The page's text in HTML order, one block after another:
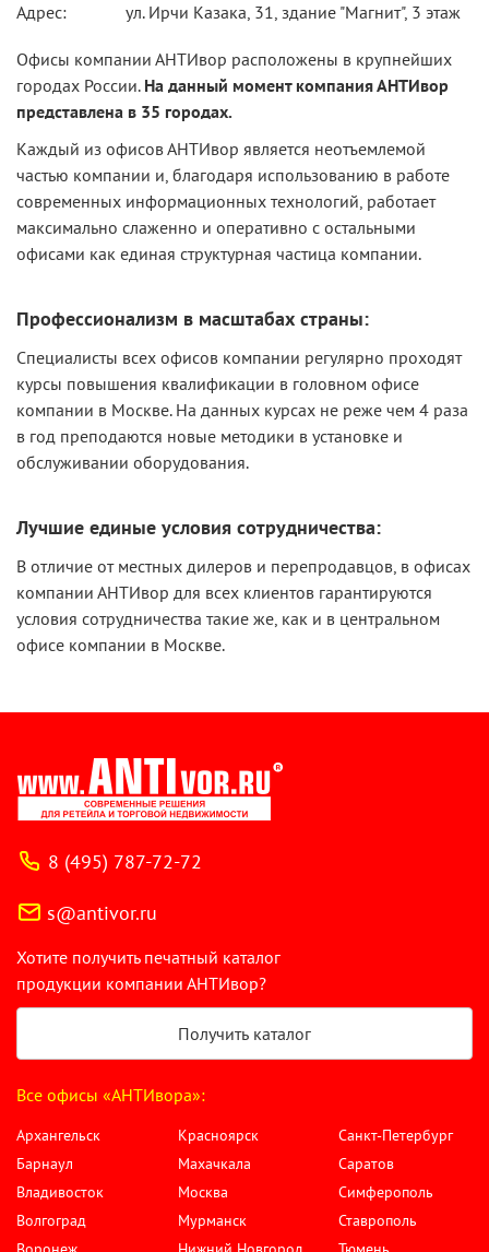
Адрес:
ул. Ирчи Казака, 31, здание "Магнит", 3 этаж
Офисы компании АНТИвор расположены в крупнейших
городах России. На данный момент компания АНТИвор
представлена в 35 городах.
Каждый из офисов АНТИвор является неотъемлемой
частью компании и, благодаря использованию в работе
современных информационных технологий, работает
максимально слаженно и оперативно с остальными
офисами как единая структурная частица компании.
Профессионализм в масштабах страны:
Специалисты всех офисов компании регулярно проходят
курсы повышения квалификации в головном офисе
компании в Москве. На данных курсах не реже чем 4 раза
в год преподаются новые методики в установке и
обслуживании оборудования.
Лучшие единые условия сотрудничества:
В отличие от местных дилеров и перепродавцов, в офисах
компании АНТИвор для всех клиентов гарантируются
условия сотрудничества такие же, как и в центральном
офисе компании в Москве.
8 (495) 787-72-72
s@antivor.ru
Хотите получить печатный каталог
продукции компании АНТИвор?
Получить каталог
Все офисы «АНТИвора»:
Архангельск
Барнаул
Владивосток
Волгоград
Красноярск
Махачкала
Москва
Мурманск
Санкт-Петербург
Саратов
Симферополь
Ставрополь